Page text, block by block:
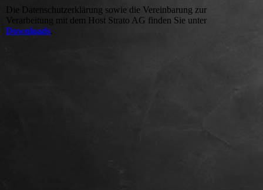
Die Datenschutzerklärung sowie die Vereinbarung zur
Verarbeitung mit dem Host Strato AG finden Sie unter
Downloads